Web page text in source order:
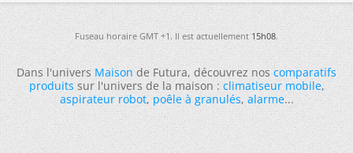
Fuseau horaire GMT +1. Il est actuellement15h08.
Dans l'universMaisonde Futura, découvrez noscomparatifs
produitssur l'univers de la maison :climatiseur mobile,
aspirateur robot,poêle à granulés,alarme...